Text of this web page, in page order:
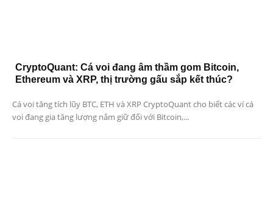
CryptoQuant: Cá voi đang âm thầm gom Bitcoin,
Ethereum và XRP, thị trường gấu sắp kết thúc?
Cá voi tăng tích lũy BTC, ETH và XRP CryptoQuant cho biết các ví cá
voi đang gia tăng lượng nắm giữ đối với Bitcoin,...